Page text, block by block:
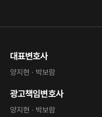
대표변호사
양지현 · 박보람
광고책임변호사
양지현 · 박보람